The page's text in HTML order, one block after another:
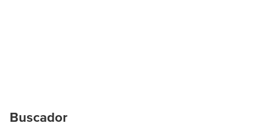
Buscador